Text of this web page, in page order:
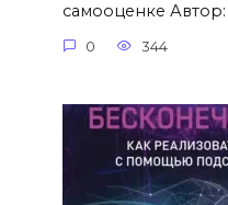
самооценке
0 344